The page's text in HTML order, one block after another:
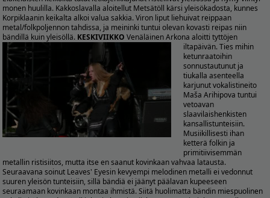
monen huulilla. Kakkoslavalla aloitellut Metsätöll kärsi yleisökadosta, kunnes
Korpiklaanin keikalta alkoi valua sakkia. Viron liput liehuivat reippaan
metal/folkpoljennon tahdissa, ja meininki tuntui olevan kovasti reipas niin
bändillä kuin yleisöllä. KESKIVIIKKO Venäläinen Arkona aloitti tyttöjen
iltapäivän. Ties mihin
ketunraatoihin
sonnustautunut ja
tiukalla asenteella
karjunut vokalistineito
Maša Arihipova tuntui
vetoavan
slaavilaishenkisten
kansallistunteisiin.
Musiikillisesti ihan
ketterä folkin ja
primitiivisemmän
metallin ristisiitos, mutta itse en saanut kovinkaan vahvaa latausta.
Seuraavana soinut Leaves' Eyesin kevyempi melodinen metalli ei vedonnut
suuren yleisön tunteisiin, sillä bändiä ei jäänyt päälavan kupeeseen
seuraamaan kovinkaan montaa ihmistä. Siitä huolimatta bändin miespuolinen